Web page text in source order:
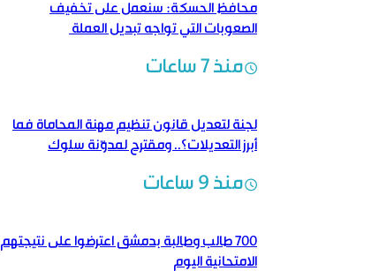
محافظ الحسكة: سنعمل على تخفيف
الصعوبات التي تواجه تبديل العملة
منذ 7 ساعات
لجنة لتعديل قانون تنظيم مهنة المحاماة فما
أبرز التعديلات؟.. ومقترح لمدوّنة سلوك
منذ 9 ساعات
700 طالب وطالبة بدمشق اعترضوا على نتيجتهم
الامتحانية اليوم